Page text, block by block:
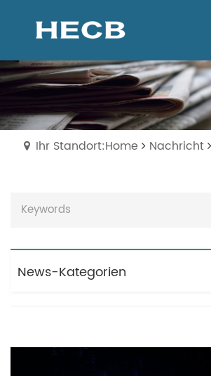
Ihr Standort:Home Nachricht
News-Kategorien